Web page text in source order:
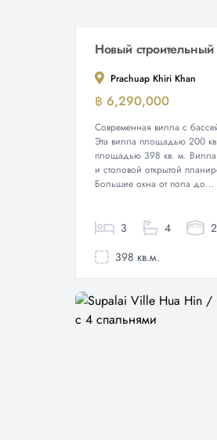
Prachuap Khiri Khan
฿ 6,290,000
Современная вилла с
Эта вилла площадью 200
площадью 398 кв. м. Вилла
и столовой открытой
Большие окна от пола до...
3 4
398 кв.м.